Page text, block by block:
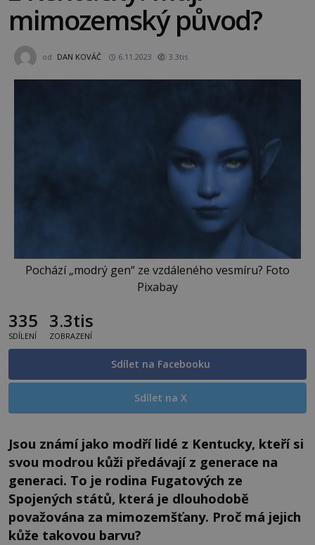
mimozemský původ?
od DAN KOVÁČ 6.11.2023 3.3tis
Pochází „modrý gen“ ze vzdáleného vesmíru? Foto
Pixabay
335
SDÍLENÍ
3.3tis
ZOBRAZENÍ
Sdílet na Facebooku
Sdílet na X
Jsou známí jako modří lidé z Kentucky, kteří si
svou modrou kůži předávají z generace na
generaci. To je rodina Fugatových ze
Spojených států, která je dlouhodobě
považována za mimozemšťany. Proč má jejich
kůže takovou barvu?